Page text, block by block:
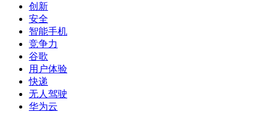
创新
安全
智能手机
竞争力
谷歌
用户体验
快递
无人驾驶
华为云